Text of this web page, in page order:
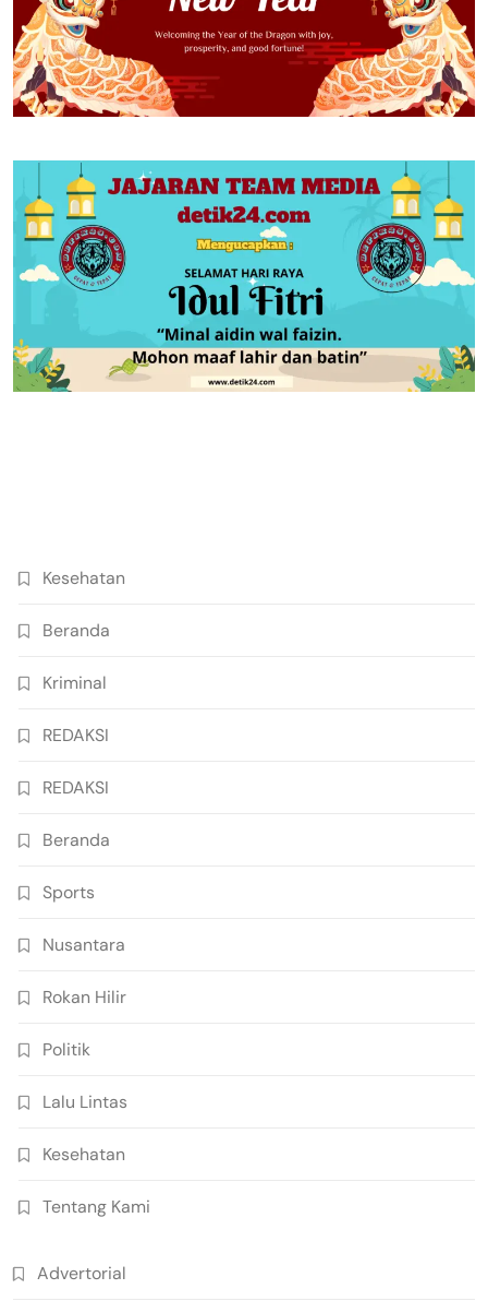
Kesehatan
Beranda
Kriminal
REDAKSI
REDAKSI
Beranda
Sports
Nusantara
Rokan Hilir
Politik
Lalu Lintas
Kesehatan
Tentang Kami
Advertorial